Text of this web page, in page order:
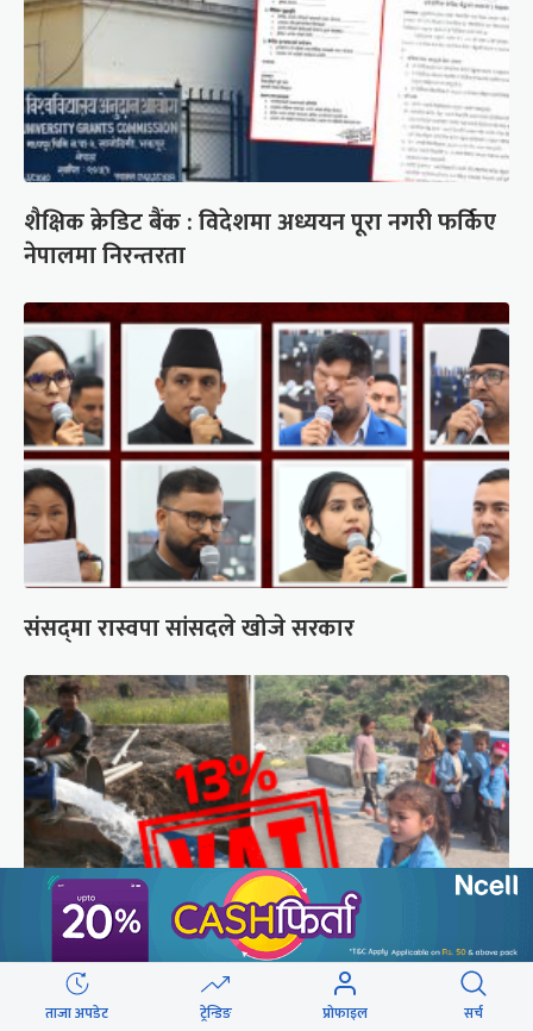
शैक्षिक क्रेडिट बैंक : विदेशमा अध्ययन पूरा नगरी फर्किए
नेपालमा निरन्तरता
संसद्‍मा रास्वपा सांसदले खोजे सरकार
सिँचाइ र खानेपानी : विद्युत् महसुलमा सहुलियत दर, तर
ताजा अपडेट ट्रेन्डिङ प्रोफाइल सर्च